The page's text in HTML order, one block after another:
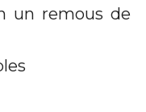
un remous de